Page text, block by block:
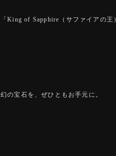
「King of Sapphire（サファイアの王
幻の宝石を、ぜひともお手元に。